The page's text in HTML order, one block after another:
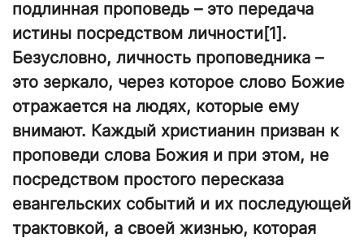
подлинная проповедь – это передача
истины посредством личности[1].
Безусловно, личность проповедника –
это зеркало, через которое слово Божие
отражается на людях, которые ему
внимают. Каждый христианин призван к
проповеди слова Божия и при этом, не
посредством простого пересказа
евангельских событий и их последующей
трактовкой, а своей жизнью, которая